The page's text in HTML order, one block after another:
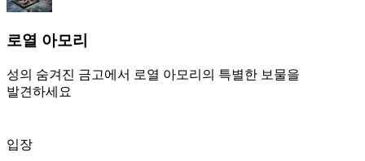
로열 아모리
성의 숨겨진 금고에서 로열 아모리의 특별한 보물을
발견하세요
입장